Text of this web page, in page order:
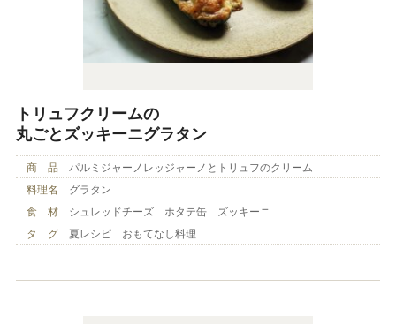
トリュフクリームの
丸ごとズッキーニグラタン
商 品
パルミジャーノレッジャーノとトリュフのクリーム
料理名
グラタン
食 材
シュレッドチーズ ホタテ缶 ズッキーニ
タ グ
夏レシピ おもてなし料理